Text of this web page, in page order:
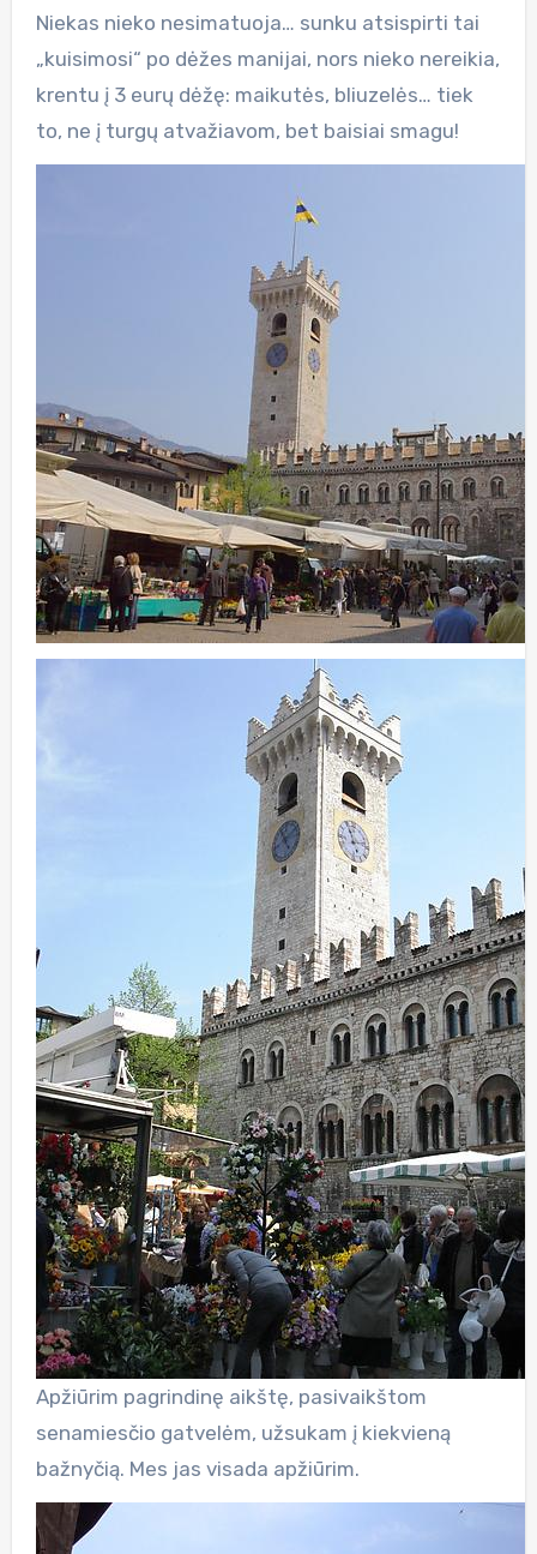
Niekas nieko nesimatuoja… sunku atsispirti tai
„kuisimosi“ po dėžes manijai, nors nieko nereikia,
krentu į 3 eurų dėžę: maikutės, bliuzelės… tiek
to, ne į turgų atvažiavom, bet baisiai smagu!
Apžiūrim pagrindinę aikštę, pasivaikštom
senamiesčio gatvelėm, užsukam į kiekvieną
bažnyčią. Mes jas visada apžiūrim.